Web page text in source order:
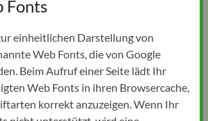
Fonts
einheitlichen Darstellung von
Web Fonts, die von Google
Beim Aufruf einer Seite lädt Ihr
Web Fonts in ihren Browsercache,
korrekt anzuzeigen. Wenn Ihr